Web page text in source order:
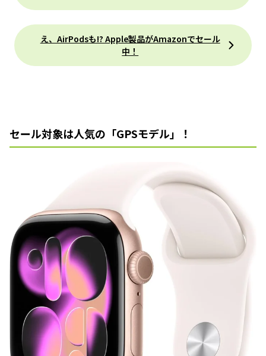
え、AirPodsも!? Apple製品がAmazonでセール
中！
セール対象は人気の「GPSモデル」！